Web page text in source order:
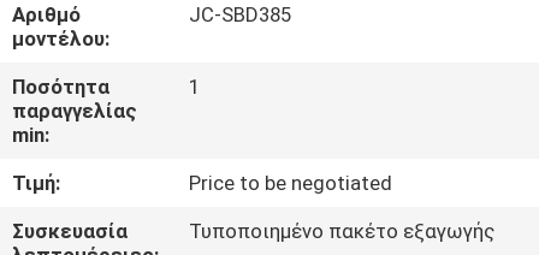
ΕΠΙΣΚΈΨΕΙΣ
ΣΤΟ
ΕΡΓΟΣΤΆΣΙΟ
ΈΛΕΓΧΟΣ
ΠΟΙΌΤΗΤΑΣ
Αριθμό
μοντέλου:
JC-SBD385
Ποσότητα
παραγγελίας
min:
1
Τιμή:
Price to be negotiated
Συσκευασία
Τυποποιημένο πακέτο εξαγωγής